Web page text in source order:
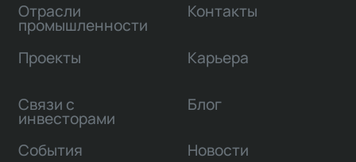
Отрасли
промышленности
Проекты
Связи с
инвесторами
Контакты
Карьера
Блог
События Новости